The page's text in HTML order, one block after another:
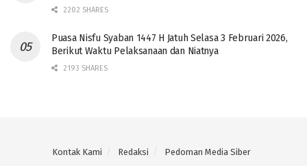
2202 SHARES
Puasa Nisfu Syaban 1447 H Jatuh Selasa 3 Februari 2026,
Berikut Waktu Pelaksanaan dan Niatnya
2193 SHARES
Kontak Kami Redaksi Pedoman Media Siber